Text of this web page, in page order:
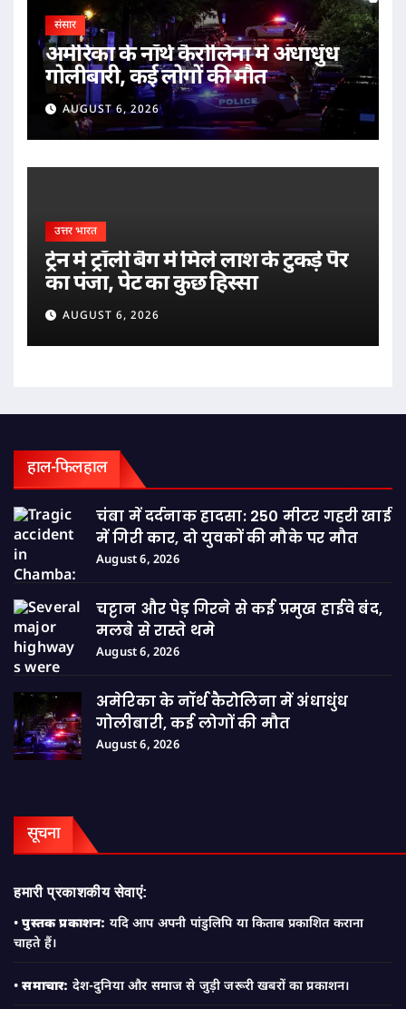
संसार
अमेरिका के नॉर्थ कैरोलिना में अंधाधुंध
गोलीबारी, कई लोगों की मौत
AUGUST 6, 2026
उत्तर भारत
ट्रेन में ट्रॉली बैग में मिले लाश के टुकड़े पैर
का पंजा, पेट का कुछ हिस्सा
AUGUST 6, 2026
हाल-फिलहाल
चंबा में दर्दनाक हादसा: 250 मीटर गहरी खाई
में गिरी कार, दो युवकों की मौके पर मौत
August 6, 2026
चट्टान और पेड़ गिरने से कई प्रमुख हाईवे बंद,
मलबे से रास्ते थमे
August 6, 2026
अमेरिका के नॉर्थ कैरोलिना में अंधाधुंध
गोलीबारी, कई लोगों की मौत
August 6, 2026
सूचना
हमारी प्रकाशकीय सेवाएं:
•पुस्तक प्रकाशन: यदि आप अपनी पांडुलिपि या किताब प्रकाशित कराना
चाहते हैं।
•समाचार: देश-दुनिया और समाज से जुड़ी जरूरी खबरों का प्रकाशन।